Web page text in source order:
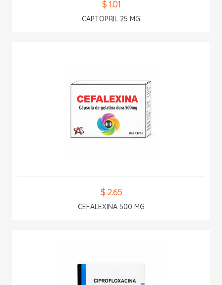
$ 1.01
CAPTOPRIL 25 MG
$ 2.65
CEFALEXINA 500 MG